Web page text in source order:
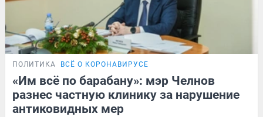
ПОЛИТИКА ВСЁ О КОРОНАВИРУСЕ
«Им всё по барабану»: мэр Челнов
разнес частную клинику за нарушение
антиковидных мер